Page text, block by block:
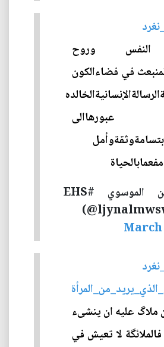
وروح
في فضاءالكون
عبورهاالى
— لجين الموسوي #EHS
March
ملاگ عليه ان ينشىء
لا تعيش في